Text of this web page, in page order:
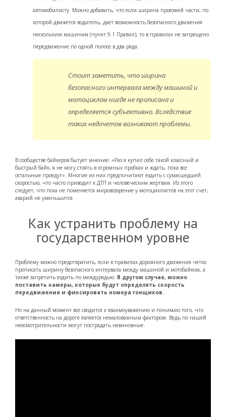
автомобилисту. Можно добавить, что если ширина проезжей части, по
которой движется водитель, дает возможность безопасного движения
нескольким машинам (пункт 9.1 Правил), то в правилах не запрещено
передвижение по одной полосе в два ряда.
Стоит заметить, что ширина
безопасного интервала между машиной и
мотоциклом нигде не прописана и
определяется субъективно. Вследствие
таких недочетов возникают проблемы.
В сообществе байкеров бытует мнение: «Раз я купил себе такой классный и
быстрый байк, я не могу стоять в огромных пробках и ждать, пока все
остальные проедут». Многие из них предпочитают ездить с сумасшедшей
скоростью, что часто приводит к ДТП и человеческим жертвам. Из этого
следует, что пока не поменяется мировоззрение у мотоциклистов на этот счет,
аварий не уменьшится.
Как устранить проблему на
государственном уровне
Проблему можно предотвратить, если в правилах дорожного движения четко
прописать ширину безопасного интервала между машиной и мотобайком, а
также запретить ездить по междурядью. В другом случае, можно
поставить камеры, которые будут определять скорость
передвижения и фиксировать номера гонщиков.
Но на данный момент все сводится к взаимоуважению и понимаю того, что
ответственность на дороге является немаловажным фактором. Ведь по нашей
неосмотрительности могут пострадать невиновные.